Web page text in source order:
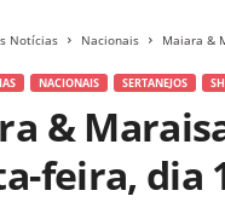
Notícias Nacionais Maiara &
NACIONAIS SERTANEJOS
&
feira, dia